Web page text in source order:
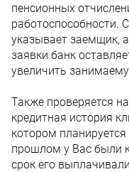
пенсионных
работоспособности.
указывает заемщик,
заявки банк
увеличить
Также проверяется
кредитная история
котором
прошлом у Вас были
срок его